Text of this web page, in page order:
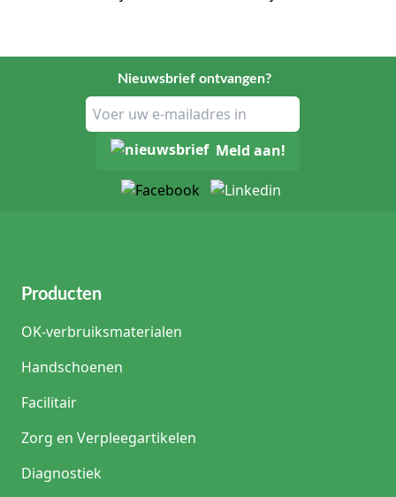
Nieuwsbrief ontvangen?
Meld aan!
Producten
OK-verbruiksmaterialen
Handschoenen
Facilitair
Zorg en Verpleegartikelen
Diagnostiek